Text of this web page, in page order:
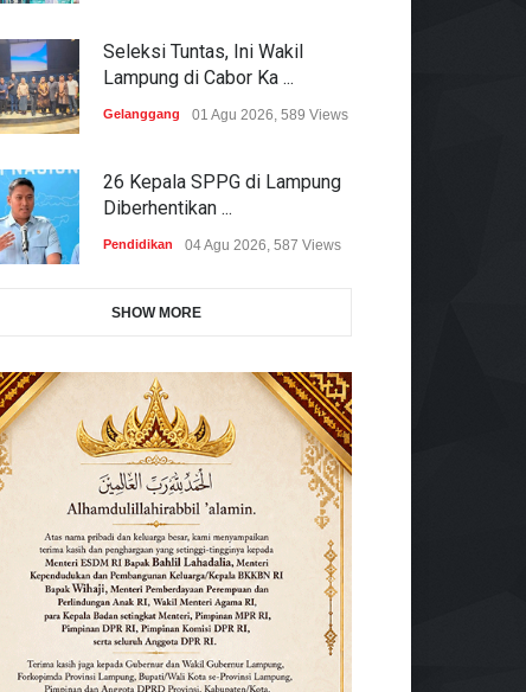
Seleksi Tuntas, Ini Wakil
Lampung di Cabor Ka ...
Gelanggang 01 Agu 2026, 589 Views
26 Kepala SPPG di Lampung
Diberhentikan ...
Pendidikan 04 Agu 2026, 587 Views
SHOW MORE